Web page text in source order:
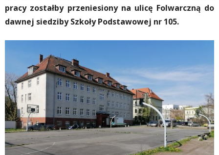
pracy zostałby przeniesiony na ulicę Folwarczną do
dawnej siedziby Szkoły Podstawowej nr 105.